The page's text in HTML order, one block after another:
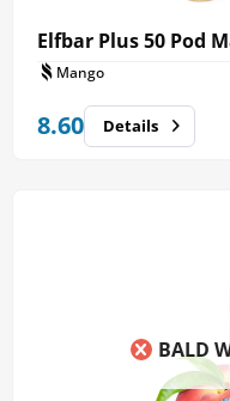
Elfbar Plus 50 Pod
Mango
8.60 Details
BALD